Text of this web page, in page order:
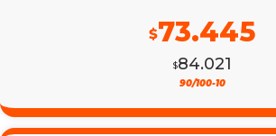
$84.021
PRECIO
$73.445
PRECIO
90/100-10